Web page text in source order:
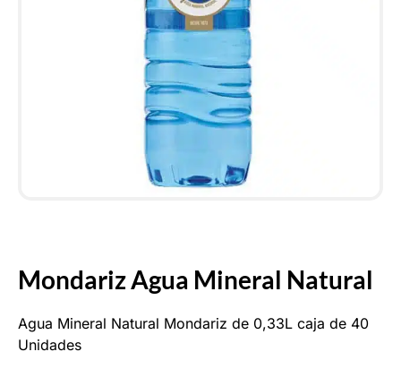
Mondariz Agua Mineral Natural
Agua Mineral Natural Mondariz de 0,33L caja de 40
Unidades